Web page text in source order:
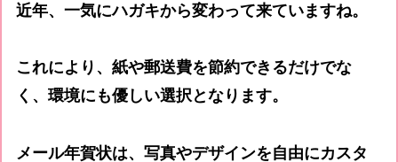
近年、一気にハガキから変わって来ていますね。
これにより、紙や郵送費を節約できるだけでな
く、環境にも優しい選択となります。
メール年賀状は、写真やデザインを自由にカスタ